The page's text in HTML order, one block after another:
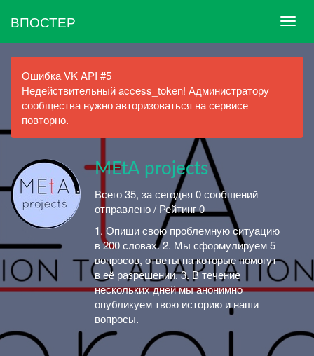
ВПОСТЕР
Ошибка VK API #5
Недействительный access_token! Администратору
сообщества нужно авторизоваться на сервисе
повторно.
MEtA projects
Всего 35, за сегодня 0 сообщений
отправлено / Рейтинг 0
1. Опиши свою проблемную ситуацию
в 200 словах. 2. Мы сформулируем 5
вопросов, ответы на которые помогут
в её разрешении. 3. В течение
нескольких дней мы анонимно
опубликуем твою историю и наши
вопросы.